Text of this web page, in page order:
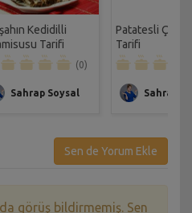
Kedidilli
Tarifi
(0)
Sahrap Soysal
Patatesli Çıtır
Tarifi
Sahrap
Sen de Yorum Ekle
görüş bildirmemiş. Sen